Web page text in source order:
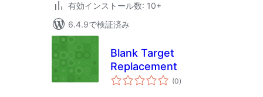
有効インストール数: 10+
6.4.9で検証済み
Blank Target
Replacement
(0個
の)